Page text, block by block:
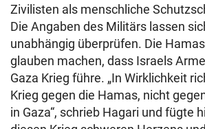
Zivilisten als menschliche
Die Angaben des Militärs lassen
unabhängig überprüfen. Die
glauben machen, dass Israels
Gaza Krieg führe. „In Wirklichkeit
Krieg gegen die Hamas, nicht
in Gaza“, schrieb Hagari und fügte